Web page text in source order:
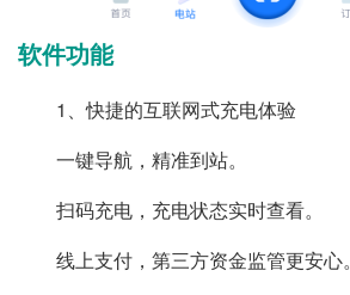
软件功能
1、快捷的互联网式充电体验
一键导航，精准到站。
扫码充电，充电状态实时查看。
线上支付，第三方资金监管更安心。